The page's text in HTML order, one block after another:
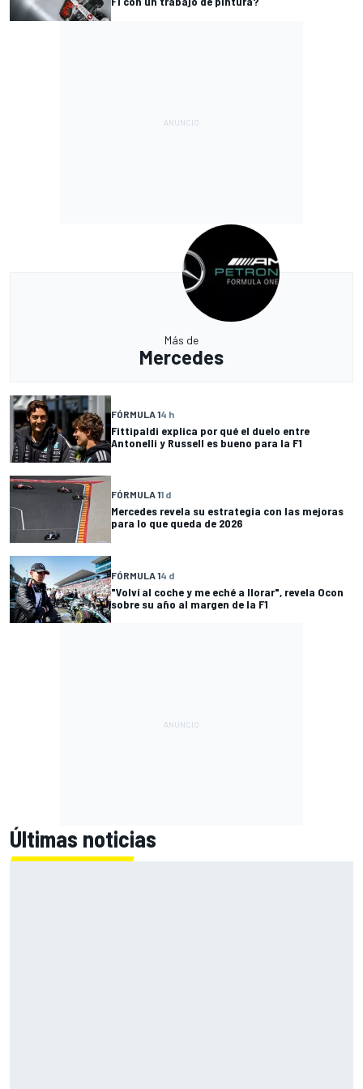
Más de
Mercedes
FÓRMULA 14 h
Fittipaldi explica por qué el duelo entre
Antonelli y Russell es bueno para la F1
FÓRMULA 11 d
Mercedes revela su estrategia con las mejoras
para lo que queda de 2026
FÓRMULA 14 d
"Volví al coche y me eché a llorar", revela Ocon
sobre su año al margen de la F1
Últimas noticias